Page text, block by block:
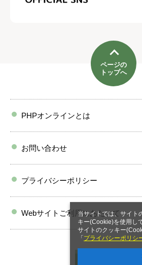
当サイトでは、サイト
キー(Cookie)を使用し
サイトのクッキー
「 プライバシーポリシ
ページの
トップへ
PHPオンラインとは
お問い合わせ
プライバシーポリシー
Webサイトご利用にあたって